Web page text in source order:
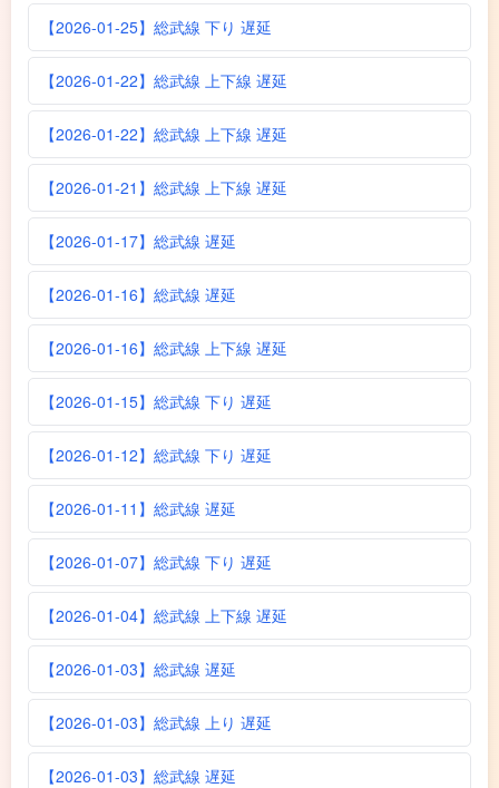
【2026-01-25】総武線 下り 遅延
【2026-01-22】総武線 上下線 遅延
【2026-01-22】総武線 上下線 遅延
【2026-01-21】総武線 上下線 遅延
【2026-01-17】総武線 遅延
【2026-01-16】総武線 遅延
【2026-01-16】総武線 上下線 遅延
【2026-01-15】総武線 下り 遅延
【2026-01-12】総武線 下り 遅延
【2026-01-11】総武線 遅延
【2026-01-07】総武線 下り 遅延
【2026-01-04】総武線 上下線 遅延
【2026-01-03】総武線 遅延
【2026-01-03】総武線 上り 遅延
【2026-01-03】総武線 遅延